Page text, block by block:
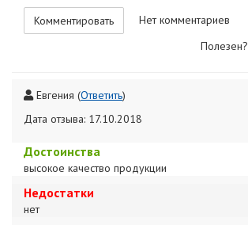
Комментировать
Нет комментариев
Полезен?
Евгения (Ответить)
Дата отзыва: 17.10.2018
Достоинства
высокое качество продукции
Недостатки
нет